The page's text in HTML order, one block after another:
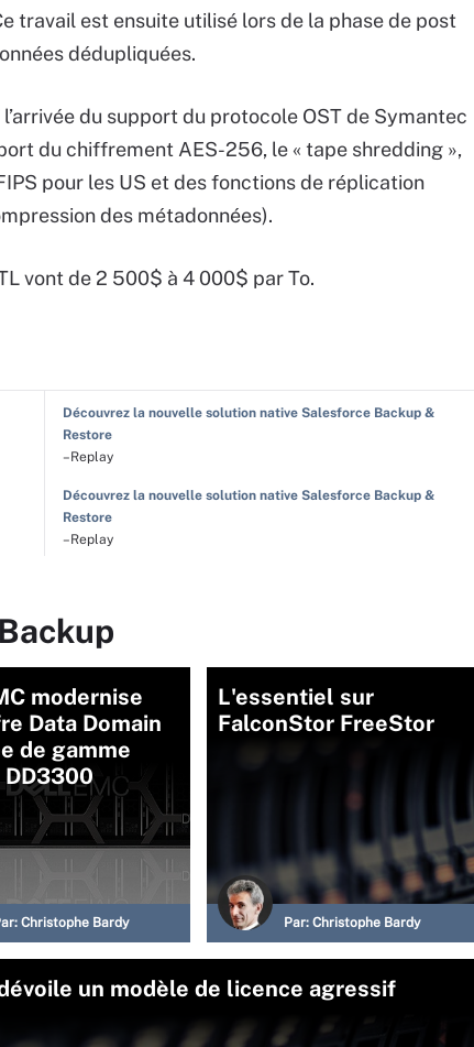
travail est ensuite utilisé lors de la phase de post
dédupliquées.
du support du protocole OST de Symantec
du chiffrement AES-256, le « tape shredding »,
pour les US et des fonctions de réplication
des métadonnées).
vont de 2 500$ à 4 000$ par To.
Découvrez la nouvelle solution native Salesforce Backup &
Restore
–Replay
Découvrez la nouvelle solution native Salesforce Backup &
Restore
–Replay
modernise
Data Domain
de gamme
DD3300
Christophe Bardy
L'essentiel sur
FalconStor FreeStor
Par: Christophe Bardy
un modèle de licence agressif